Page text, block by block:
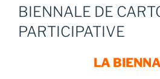
LE
BIENNALE DE
PARTICIPATIVE
LA